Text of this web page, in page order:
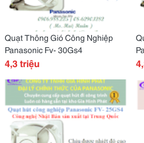
Quạt Thông Gió Công Nghiệp
Panasonic Fv- 30Gs4
4,3 triệu